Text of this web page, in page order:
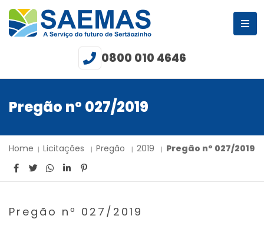
0800 010 4646
Pregão nº 027/2019
Home Licitações Pregão 2019 Pregão nº 027/2019
Pregão nº 027/2019